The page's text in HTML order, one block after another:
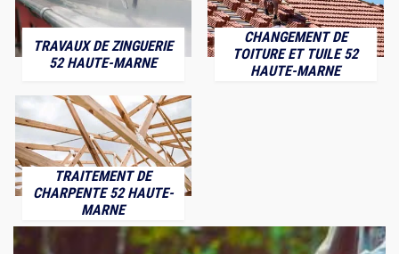
TRAVAUX DE ZINGUERIE
52 HAUTE-MARNE
CHANGEMENT DE
TOITURE ET TUILE 52
HAUTE-MARNE
TRAITEMENT DE
CHARPENTE 52 HAUTE-
MARNE